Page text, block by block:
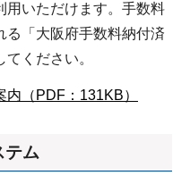
用いただけます。手数料
る「大阪府手数料納付済
ください。
（PDF：131KB）
テム